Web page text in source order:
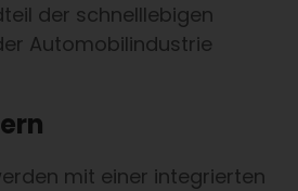
der schnelllebigen
Automobilindustrie
mit einer integrierten